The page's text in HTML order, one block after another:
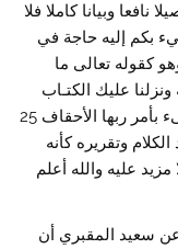
وبيانا كاملا فلا
بكم إليه حاجة في
كقوله تعالى ما
من شىء الأنعام 38 وقوله ونزلنا عليك الكتـاب
تبيانا لكل شىء النحل 89 وقوله تدمر كل شىء بأمر ربها الأحقاف 25
وتقريره كأنه
عليه والله أعلم
عن سعيد المقبري أن